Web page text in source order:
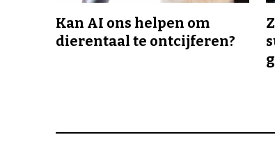
Kan AI ons helpen om
dierentaal te ontcijferen?